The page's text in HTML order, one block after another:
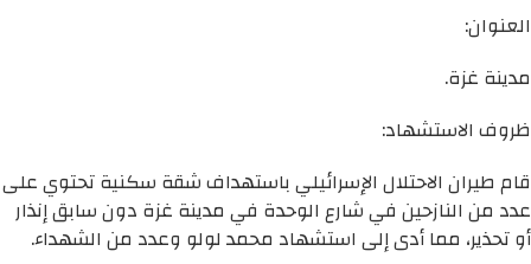
العنوان:
مدينة غزة.
ظروف الاستشهاد:
قام طيران الاحتلال الإسرائيلي باستهداف شقة سكنية تحتوي على
عدد من النازحين في شارع الوحدة في مدينة غزة دون سابق إنذار
أو تحذير، مما أدى إلى استشهاد محمد لولو وعدد من الشهداء.